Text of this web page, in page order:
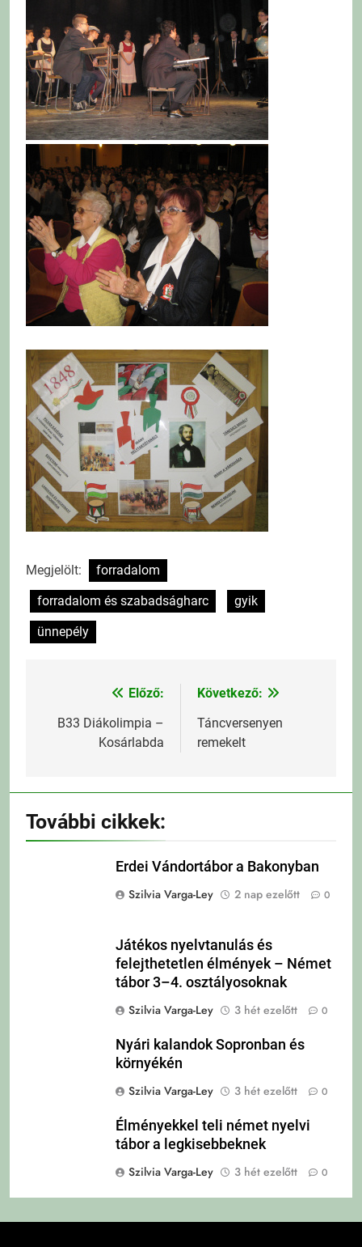
Megjelölt:
forradalom
forradalom és szabadságharc
gyik
ünnepély
Bejegyzés
navigáció
Előző:
B33 Diákolimpia –
Kosárlabda
Következő:
Táncversenyen
remekelt
További cikkek:
Erdei Vándortábor a Bakonyban
Szilvia Varga-Ley
2 nap ezelőtt 0
Játékos nyelvtanulás és
felejthetetlen élmények – Német
tábor 3–4. osztályosoknak
Szilvia Varga-Ley
3 hét ezelőtt 0
Nyári kalandok Sopronban és
környékén
Szilvia Varga-Ley
3 hét ezelőtt 0
Élményekkel teli német nyelvi
tábor a legkisebbeknek
Szilvia Varga-Ley
3 hét ezelőtt 0